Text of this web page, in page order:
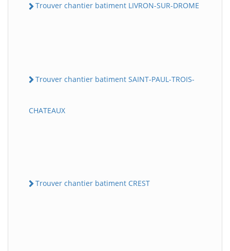
Trouver chantier batiment LIVRON-SUR-DROME
Trouver chantier batiment SAINT-PAUL-TROIS-
CHATEAUX
Trouver chantier batiment CREST